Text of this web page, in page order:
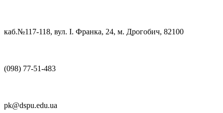
каб.№117-118, вул. І. Франка, 24, м. Дрогобич, 82100
(098) 77-51-483
pk@dspu.edu.ua